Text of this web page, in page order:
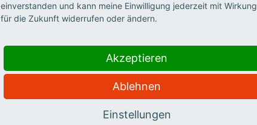
einverstanden und kann meine Einwilligung jederzeit mit Wirkung
für die Zukunft widerrufen oder ändern.
Akzeptieren
Ablehnen
Einstellungen